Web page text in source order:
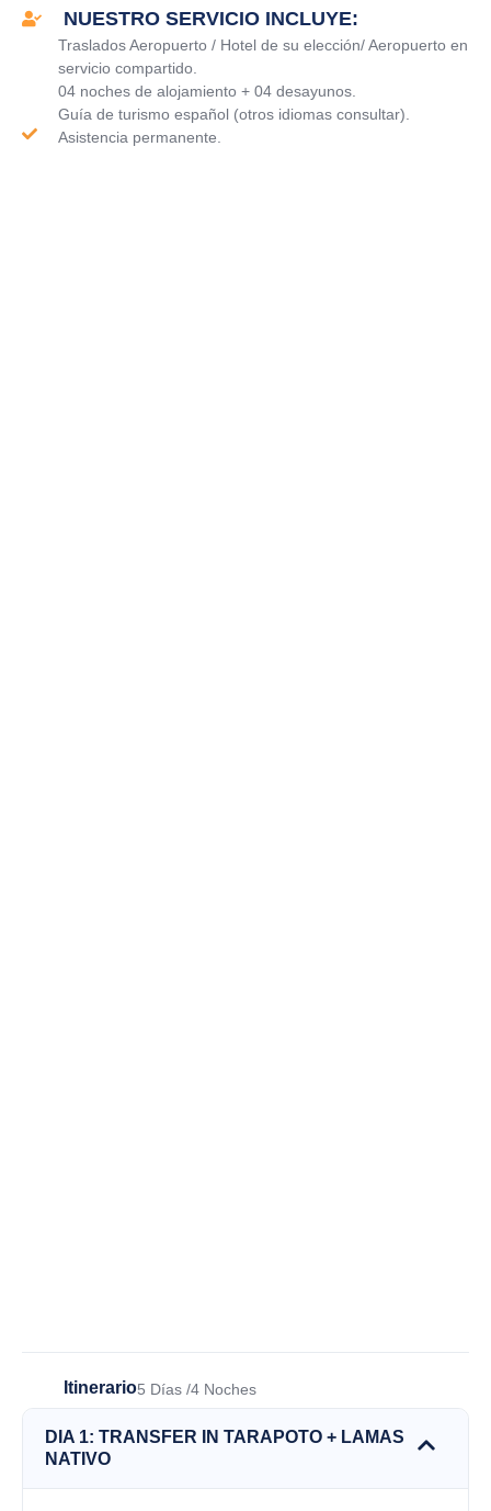
NUESTRO SERVICIO INCLUYE:
Traslados Aeropuerto / Hotel de su elección/ Aeropuerto en
servicio compartido.
04 noches de alojamiento + 04 desayunos.
Guía de turismo español (otros idiomas consultar).
Asistencia permanente.
Itinerario5 Días /4 Noches
DIA 1: TRANSFER IN TARAPOTO + LAMAS
NATIVO